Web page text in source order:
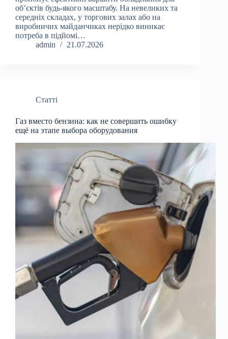
об’єктів будь-якого масштабу. На невеликих та
середніх складах, у торгових залах або на
виробничих майданчиках нерідко виникає
потреба в підйомі…
admin
21.07.2026
Статті
Газ вместо бензина: как не совершить ошибку
ещё на этапе выбора оборудования